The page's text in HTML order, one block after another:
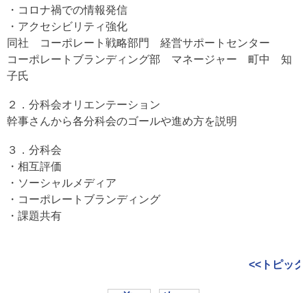
・コロナ禍での情報発信
・アクセシビリティ強化
同社 コーポレート戦略部門 経営サポートセンター
コーポレートブランディング部 マネージャー 町中 知
子氏
２．分科会オリエンテーション
幹事さんから各分科会のゴールや進め方を説明
３．分科会
・相互評価
・ソーシャルメディア
・コーポレートブランディング
・課題共有
<<トピッ